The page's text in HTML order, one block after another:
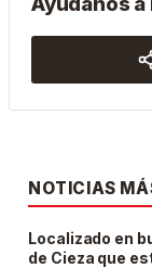
NOTICIAS
Localizado en
de Cieza que